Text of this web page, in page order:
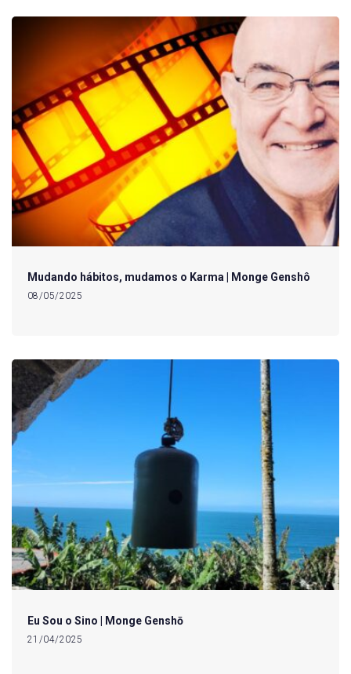
Mudando hábitos, mudamos o Karma | Monge Genshô
08/05/2025
Eu Sou o Sino | Monge Genshō
21/04/2025